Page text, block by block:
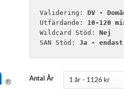
Validering: DV -
Utfärdande: 10-120
Wildcard Stöd: Nej
SAN Stöd: Ja - endast
Antal År